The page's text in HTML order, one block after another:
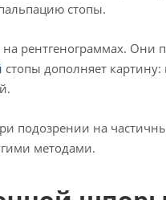
стопы.
рентгенограммах. Они
стопы дополняет
подозрении на
методами.